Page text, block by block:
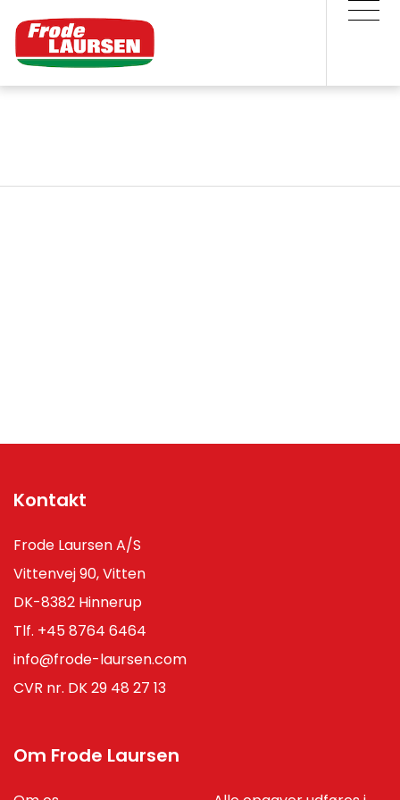
Kontakt
Frode Laursen A/S
Vittenvej 90, Vitten
DK-8382 Hinnerup
Tlf. +45 8764 6464
info@frode-laursen.com
CVR nr. DK 29 48 27 13
Om Frode Laursen